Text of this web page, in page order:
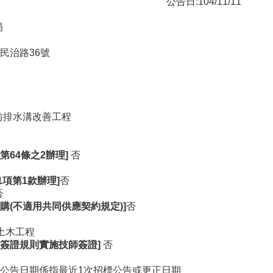
治路36號
水溝改善工程
64條之2辦理] 否
第1款辦理]否
(不適用共同供應契約規定)]否
木工程
證規則實施技師簽證] 否
日期係指最近1次招標公告或更正日期